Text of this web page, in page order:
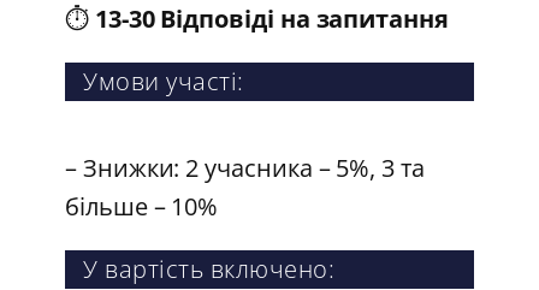
⏱️ 13-30 Відповіді на запитання
Умови участі:
– Знижки: 2 учасника – 5%, 3 та
більше – 10%
У вартість включено: